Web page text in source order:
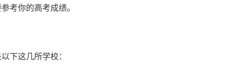
考你的高考成绩。
下这几所学校：